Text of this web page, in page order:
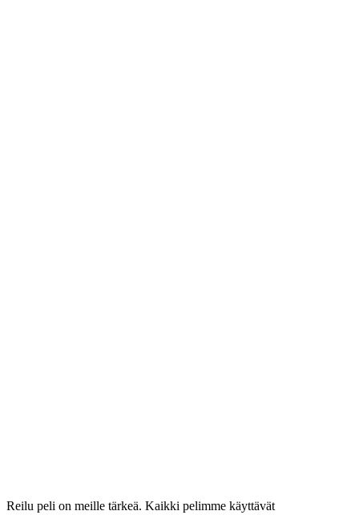
Reilu peli on meille tärkeä. Kaikki pelimme käyttävät